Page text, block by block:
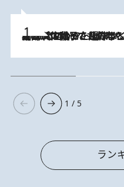
2026.8.5
【阿川佐和子さんの年とる力】なぜ70代で始めた趣味は“こんなに楽しい”のか？ ピアノ、俳句…スランプに陥っても続けられる“ある秘訣”とは
1 / 5
ラン